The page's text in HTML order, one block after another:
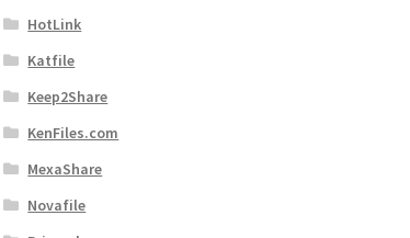
HotLink
Katfile
Keep2Share
KenFiles.com
MexaShare
Novafile